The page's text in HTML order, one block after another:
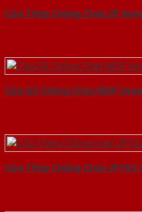
Cửa Thép Chống Cháy 2P
Cửa Gỗ Chống Cháy MDF
Cửa Thép Chống Cháy 2P1G2-